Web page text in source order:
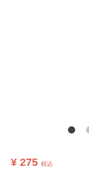
¥ 275 税込